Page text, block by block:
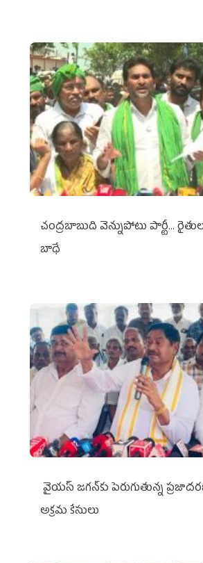
చంద్రబాబుది వెన్నుపోటు పార్టీ...
బాధే
వైయ‌స్ జగన్‌కు పెరుగుతున్న
అక్రమ కేసులు